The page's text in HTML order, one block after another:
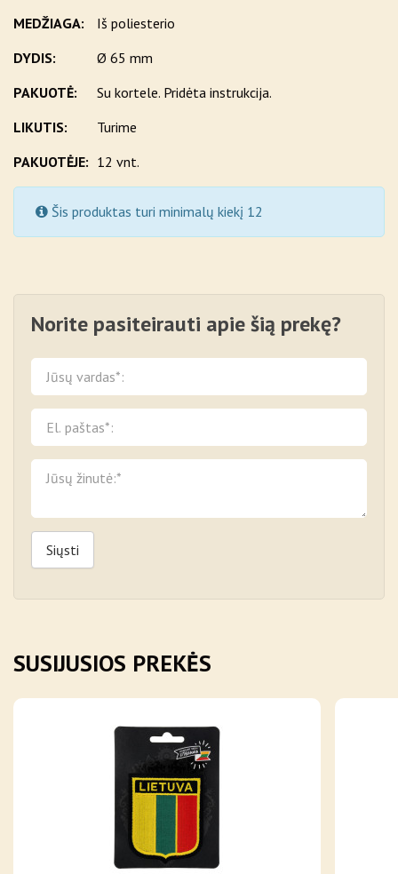
MEDŽIAGA:
Iš poliesterio
DYDIS:
Ø 65 mm
PAKUOTĖ:
Su kortele. Pridėta instrukcija.
LIKUTIS:
Turime
PAKUOTĖJE: 12 vnt.
Šis produktas turi minimalų kiekį 12
Norite pasiteirauti apie šią prekę?
Siųsti
SUSIJUSIOS PREKĖS